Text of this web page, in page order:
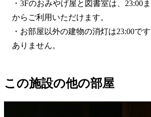
・3Fのおみやげ屋と図書室は、23:00
からご利用いただけます。
・お部屋以外の建物の消灯は23:00で
ありません。
この施設の他の部屋